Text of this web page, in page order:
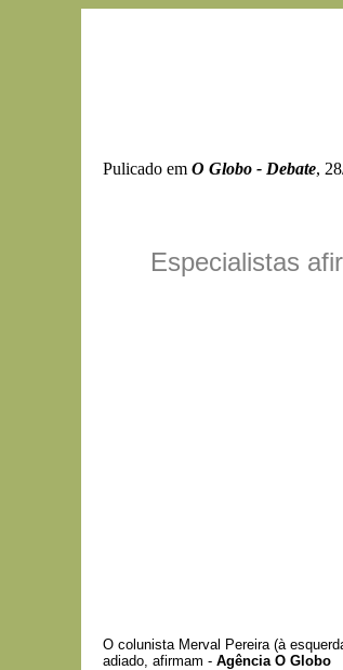
Pulicado em O Globo - Debate,
Especialistas
O colunista Merval Pereira (à
adiado, afirmam - Agência O Globo